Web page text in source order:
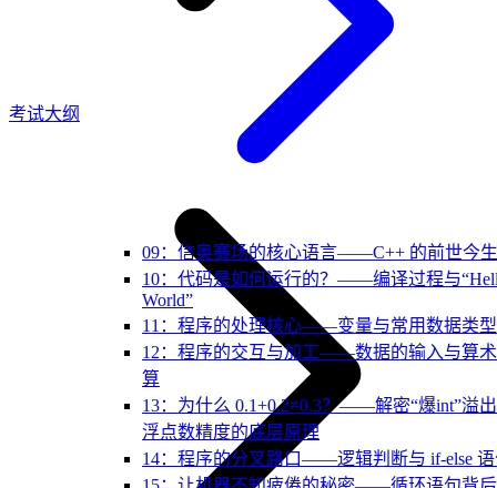
09：信奥赛场的核心语言——C++ 的前世今生
10：代码是如何运行的？——编译过程与
World”
11：程序的处理核心——变量与常用数据类型
12：程序的交互与加工——数据的输入与算
算
13：为什么 0.1+0.2≠0.3？——解密“爆int”溢
浮点数精度的底层原理
14：程序的分叉路口——逻辑判断与 if-else
考试大纲